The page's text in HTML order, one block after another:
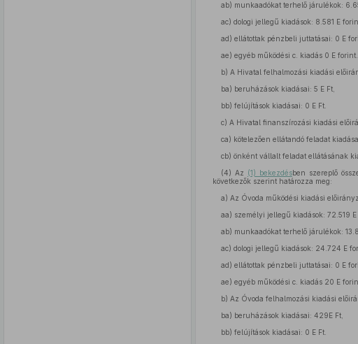
ab) munkaadókat terhelő járulékok:
ac) dologi jellegű kiadások: 8.581 E
ad) ellátottak pénzbeli juttatásai: 0 E
ae) egyéb működési c. kiadás 0 E forint.
b) A Hivatal felhalmozási kiadási
ba) beruházások kiadásai: 5 E Ft,
bb) felújítások kiadásai: 0 E Ft.
c) A Hivatal finanszírozási kiadási
ca) kötelezően ellátandó feladat
cb) önként vállalt feladat ellátásának
(4) Az (1) bekezdésben szereplő
következők szerint határozza meg:
a) Az Óvoda működési kiadási
aa) személyi jellegű kiadások: 72.519 E
ab) munkaadókat terhelő járulékok:
ac) dologi jellegű kiadások: 24.724 E
ad) ellátottak pénzbeli juttatásai: 0 E
ae) egyéb működési c. kiadás 20 E
b) Az Óvoda felhalmozási kiadási
ba) beruházások kiadásai: 429E Ft,
bb) felújítások kiadásai: 0 E Ft.